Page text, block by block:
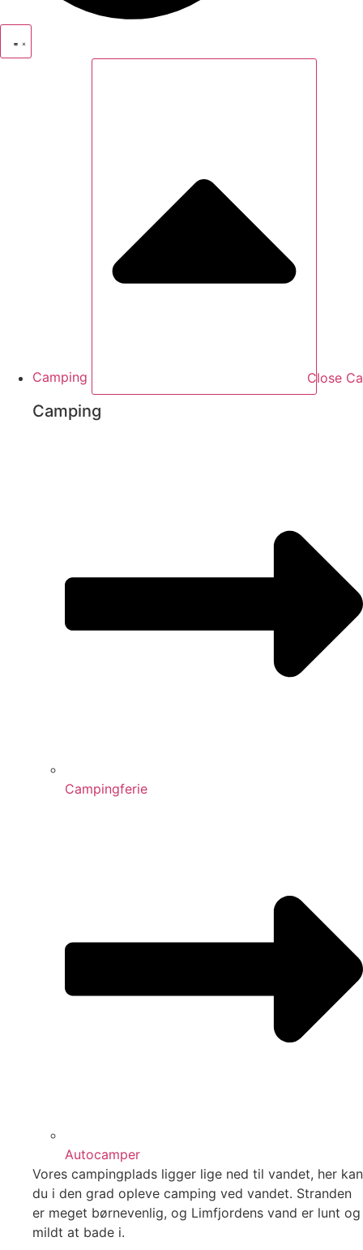
Camping Close
Camping
Campingferie
Autocamper
Vores campingplads ligger lige ned til vandet, her kan
du i den grad opleve camping ved vandet. Stranden
er meget børnevenlig, og Limfjordens vand er lunt og
mildt at bade i.